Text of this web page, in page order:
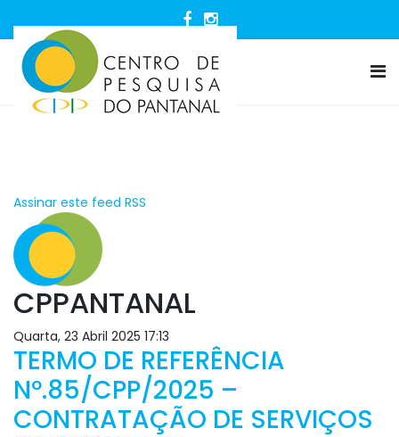
Assinar este feed RSS
CPPANTANAL
Quarta, 23 Abril 2025 17:13
TERMO DE REFERÊNCIA
Nº.85/CPP/2025 –
CONTRATAÇÃO DE SERVIÇOS